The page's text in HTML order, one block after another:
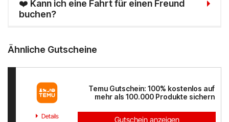
❤️ Kann ich eine Fahrt für einen Freund
buchen?
Ähnliche Gutscheine
Temu Gutschein: 100% kostenlos auf
mehr als 100.000 Produkte sichern
Details Gutschein anzeigen